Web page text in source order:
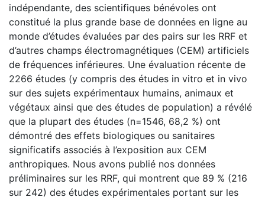
indépendante, des scientifiques bénévoles ont
constitué la plus grande base de données en ligne au
monde d’études évaluées par des pairs sur les RRF et
d’autres champs électromagnétiques (CEM) artificiels
de fréquences inférieures. Une évaluation récente de
2266 études (y compris des études in vitro et in vivo
sur des sujets expérimentaux humains, animaux et
végétaux ainsi que des études de population) a révélé
que la plupart des études (n=1546, 68,2 %) ont
démontré des effets biologiques ou sanitaires
significatifs associés à l’exposition aux CEM
anthropiques. Nous avons publié nos données
préliminaires sur les RRF, qui montrent que 89 % (216
sur 242) des études expérimentales portant sur les